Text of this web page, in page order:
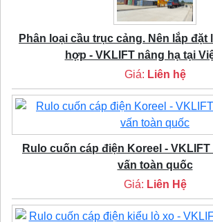
Phân loại cầu trục cảng. Nên lắp đặt
hợp - VKLIFT nâng hạ tại
Giá: Liên hệ
Rulo cuốn cáp điện Koreel -
vấn toàn quốc
Giá: Liên Hệ